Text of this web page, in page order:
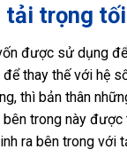
tải trọng
được sử dụng
thay thế với hệ
thì bản thân
trong này
ra bên trong với